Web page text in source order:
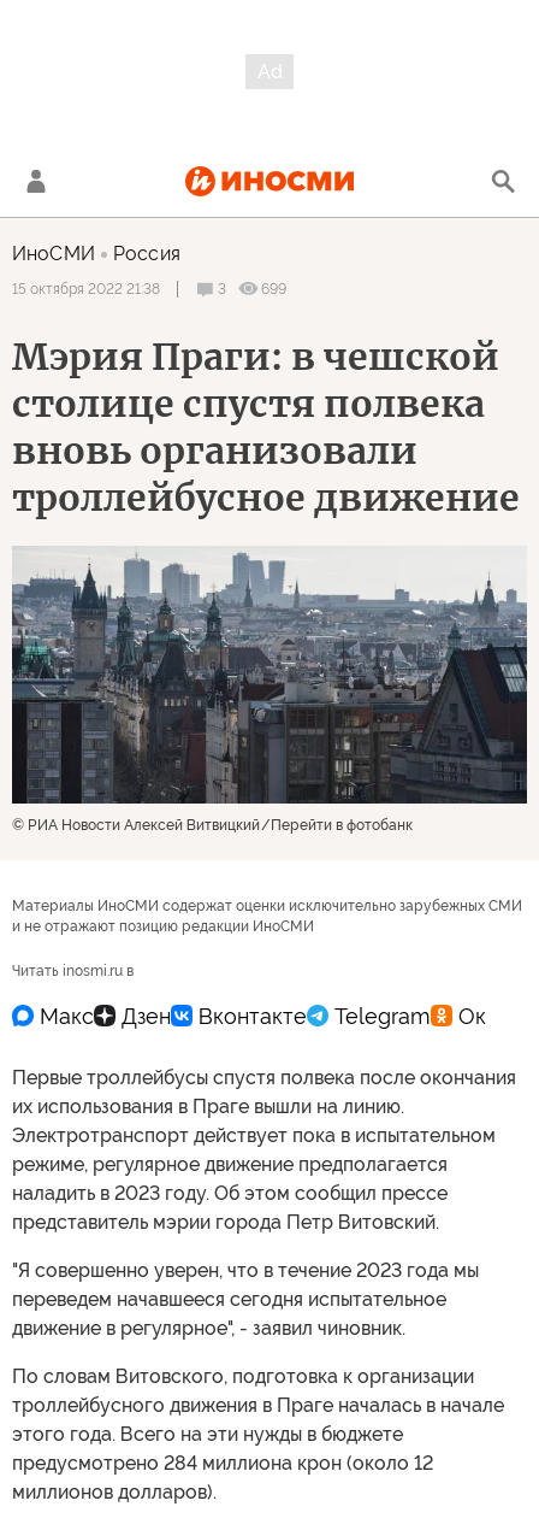
ИноСМИ Россия
15 октября 2022 21:38 3 699
Мэрия Праги: в чешской
столице спустя полвека
вновь организовали
троллейбусное движение
© РИА Новости Алексей Витвицкий Перейти в фотобанк
Материалы ИноСМИ содержат оценки исключительно зарубежных СМИ
и не отражают позицию редакции ИноСМИ
Читать inosmi.ru в
Первые троллейбусы спустя полвека после окончания
их использования в Праге вышли на линию.
Электротранспорт действует пока в испытательном
режиме, регулярное движение предполагается
наладить в 2023 году. Об этом сообщил прессе
представитель мэрии города Петр Витовский.
"Я совершенно уверен, что в течение 2023 года мы
переведем начавшееся сегодня испытательное
движение в регулярное", - заявил чиновник.
По словам Витовского, подготовка к организации
троллейбусного движения в Праге началась в начале
этого года. Всего на эти нужды в бюджете
предусмотрено 284 миллиона крон (около 12
миллионов долларов).